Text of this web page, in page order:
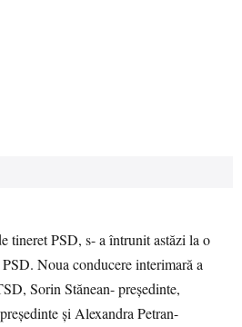
tineret PSD, s- a întrunit astăzi la o
Noua conducere interimară a
Sorin Stănean- președinte,
și Alexandra Petran-